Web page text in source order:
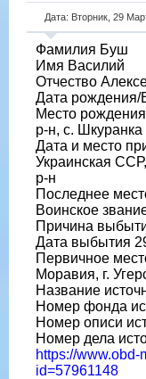
Дата: Вторник, 29
Фамилия Буш
Имя Василий
Отчество
Дата рождения/
Место
р-н, с. Шкуранка
Дата и место
Украинская
р-н
Последнее
Воинское
Причина
Дата выбытия
Первичное
Моравия, г.
Название
Номер фонда
Номер описи
Номер дела
https://www.obd-
id=57961148